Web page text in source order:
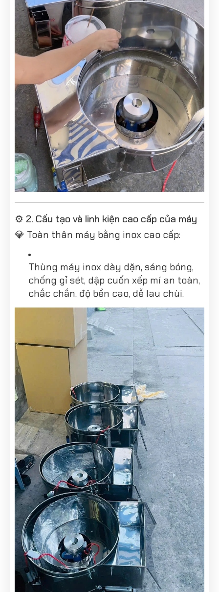
⚙️ 2. Cấu tạo và linh kiện cao cấp của máy
💎 Toàn thân máy bằng inox cao cấp:
Thùng máy inox dày dặn, sáng bóng,
chống gỉ sét, dập cuốn xếp mí an toàn,
chắc chắn, độ bền cao, dễ lau chùi.